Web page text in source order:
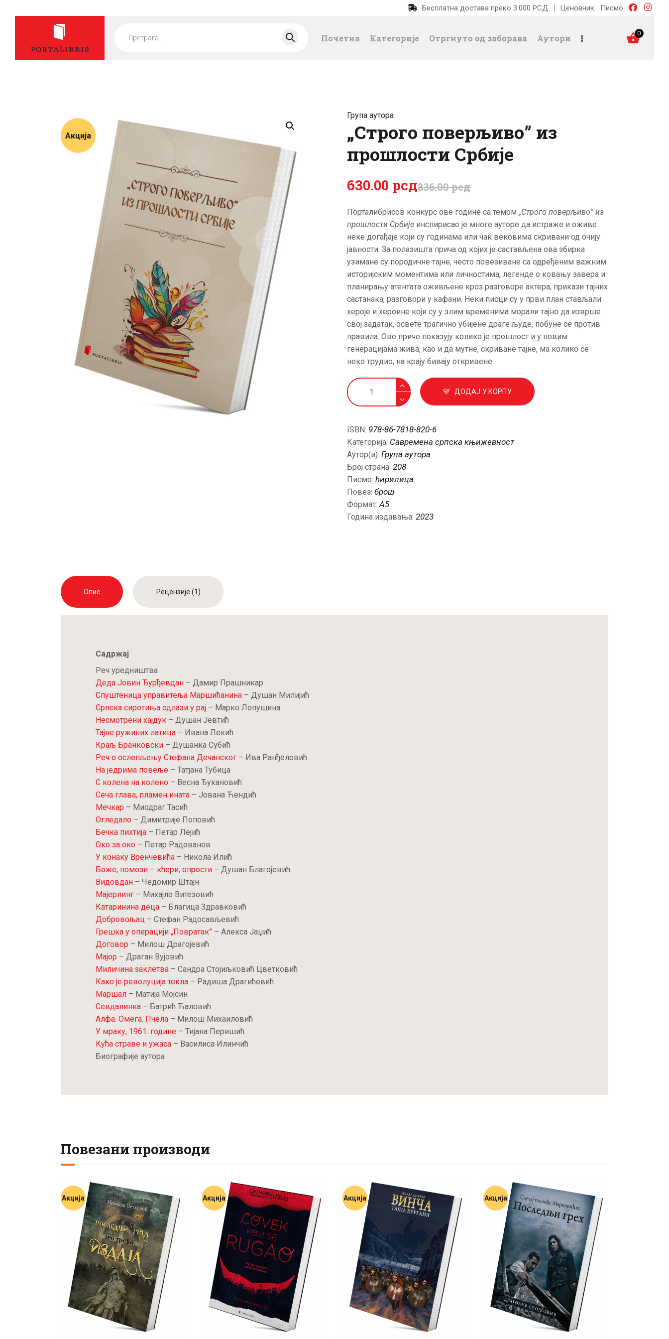
Бесплатна достава преко 3.000 РСД Ценовник Писмо
search
Почетна Категорије Отргнуто од заборава Аутори 0
КАТЕГОРИЈЕ
НОВЕ КЊИГЕ
ОТРГНУТО ОД
ЗАБОРАВА
АУТОРИ
АКТУЕЛНОСТИ
ЦЕНОВНИК
ПИСМО
Акција
Група аутора
„Строго поверљиво” из
прошлости Србије
836.00рсд
630.00 рсд
Порталибрисов конкурс ове године са темом „Строго поверљиво” из
прошлости Србије инспирисао је многе ауторе да истраже и оживе
неке догађаје који су годинама или чак вековима скривани од очију
јавности. За полазишта прича од којих је састављена ова збирка
узимане су породичне тајне, често повезиване са одређеним важним
историјским моментима или личностима, легенде о ковању завера и
планирању атентата оживљене кроз разговоре актера, прикази тајних
састанака, разговори у кафани. Неки писци су у први план став­љали
хероје и хероине који су у злим временима морали тајно да изврше
свој задатак, освете трагично убијене драге људе, побуне се против
правила. Ове приче показују колико је прошлост и у новим
генерацијама жива, као и да мутне, скриване тајне, ма колико се
неко трудио, на крају бивају откривене.
„Строго
поверљиво”
Србије
количина
ДОДАЈ У КОРПУ
ISBN: 978-86-7818-820-6
Категорија: Савремена српска књижевност
Аутор(и): Група аутора
Број страна: 208
Писмо: ћирилица
Повез: брош
Формат:А5
Година издавања: 2023
Опис Рецензије (1)
Садржај
Реч уредништва
Деда Јовин Ђурђевдан– Дамир Прашникар
Спуштеница управитеља Маршићанина– Душан Милијић
Српска сиротиња одлази у рај– Марко Лопушина
Несмотрени хајдук– Душан Јевтић
Тајне ружиних латица– Ивана Лекић
Краљ Бранковски– Душанка Субић
Реч о ослепљењу Стефана Дечанског– Ива Ранђеловић
На једрима повеље – Татјана Тубица
С колена на колено – Весна Ђукановић
Сеча глава, пламен ината– Јована Ћендић
Мечкар – Миодраг Тасић
Огледало – Димитрије Поповић
Бечка пихтија– Петар Лејић
Око за око – Петар Радованов
У конаку Вренчевића– Никола Илић
Боже, помози – кћери, опрости– Душан Благојевић
Видовдан– Чедомир Штајн
Мајерлинг– Михајло Витезовић
Катаринина деца– Благица Здравковић
Добровољац – Стефан Радосављевић
Грешка у операцији „Повратак”– Алекса Јаџић
Договор – Милош Драгојевић
Мајор – Драган Вујовић
Миличина заклетва– Сандра Стојиљковић Цветковић
Како је револуција текла– Радиша Драгићевић
Маршал– Матија Мојсин
Севдалинка– Батрић Ћаловић
Алфа. Омега. Пчела– Милош Михаиловић
У мраку, 1961. године – Тијана Перишић
Кућа страве и ужаса– Василиса Илинчић
Биографије аутора
Повезани производи
Акција Акција Акција Акција
остварите 15% попуста на већ снижене
Купон не важи за књиге које су већ на специјалним акцијама